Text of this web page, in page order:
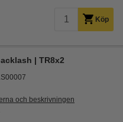
Köp
| TR8x2
och beskrivningen